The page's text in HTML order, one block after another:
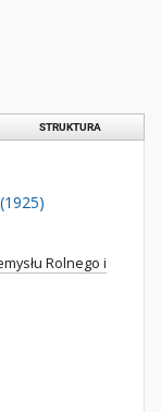
STRUKTURA
Rolnego i